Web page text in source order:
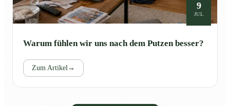
9
JUL
Warum fühlen wir uns nach dem Putzen besser?
Zum Artikel →